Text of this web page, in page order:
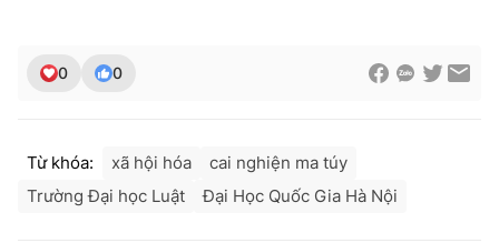
0 0
Từ khóa: xã hội hóa
cai nghiện ma túy
Trường Đại học Luật
Đại Học Quốc Gia Hà Nội